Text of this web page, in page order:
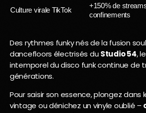
Culture virale TikTok
+150% de
confinements
Des rythmes funky nés de la fusion
dancefloors électrisés duStudio 54,
intemporel du disco funk continue de
générations.
Pour saisir son essence, plongez dans
vintage ou dénichez un vinyle oublié –